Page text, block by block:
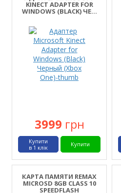
KINECT ADAPTER FOR
WINDOWS (BLACK) ЧЕ...
3999 грн
Купити
Купити
в 1 клік
КАРТА ПАМЯТИ REMAX
MICROSD 8GB CLASS 10
SPEEDFLASH